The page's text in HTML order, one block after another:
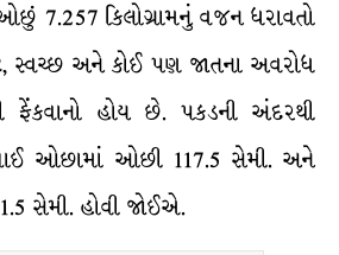
7.257 કિલોગ્રામનું વજન ધરાવતો
સ્વચ્છ અને કોઈ પણ જાતના અવરોધ
ફેંકવાનો હોય છે. પકડની અંદરથી
ઓછામાં ઓછી 117.5 સેમી. અને
સેમી. હોવી જોઈએ.